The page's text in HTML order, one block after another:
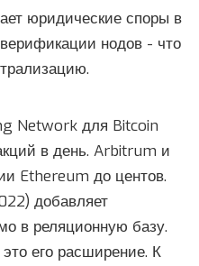
юридические споры в
нодов - что
Network для Bitcoin
в день. Arbitrum и
Ethereum до центов.
добавляет
в реляционную базу.
его расширение. К